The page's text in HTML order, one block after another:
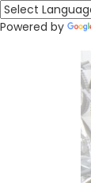
Powered by